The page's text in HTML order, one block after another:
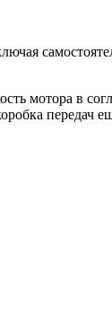
мотора в
передач